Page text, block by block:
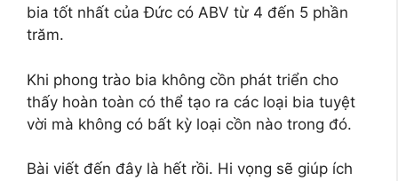
bia tốt nhất của Đức có ABV từ 4 đến 5 phần
trăm.
Khi phong trào bia không cồn phát triển cho
thấy hoàn toàn có thể tạo ra các loại bia tuyệt
vời mà không có bất kỳ loại cồn nào trong đó.
Bài viết đến đây là hết rồi. Hi vọng sẽ giúp ích